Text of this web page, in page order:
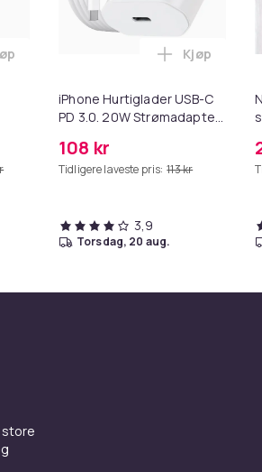
Sugekopp for Barn i handlekurven
Lader for Macbook /
iPhone Hurtiglader USB-C
PD 3.0. 20W Strømadapter
108 kr
Tidligere laveste pris: 113 kr
Legg
Kjøp
3,9
torsdag, 20 aug.
store